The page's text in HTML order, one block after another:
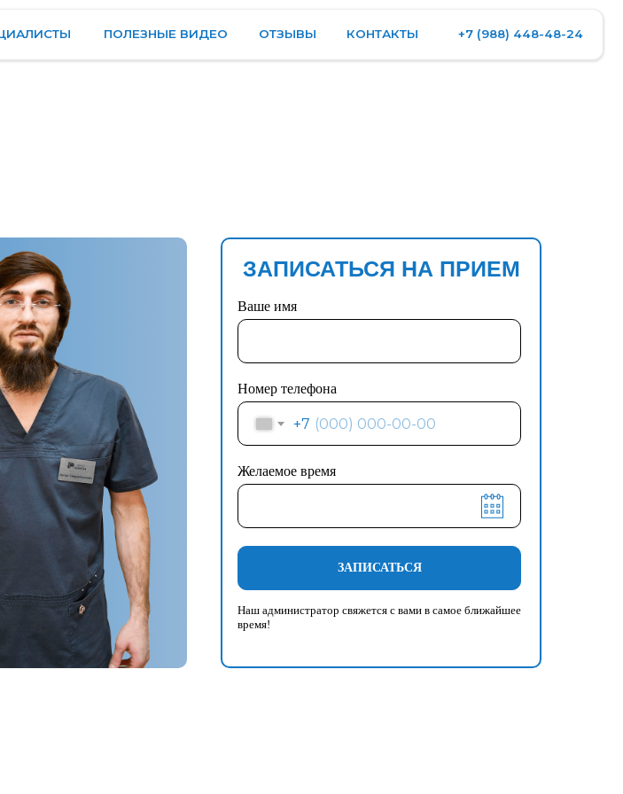
ПОЛЕЗНЫЕ ВИДЕО ОТЗЫВЫ КОНТАКТЫ +7 (988) 448-48-24
Ваше имя
Номер телефона
+7
Желаемое время
ЗАПИСАТЬСЯ
Наш администратор свяжется с вами в самое ближайшее
время!
ЗАПИСАТЬСЯ НА ПРИЕМ